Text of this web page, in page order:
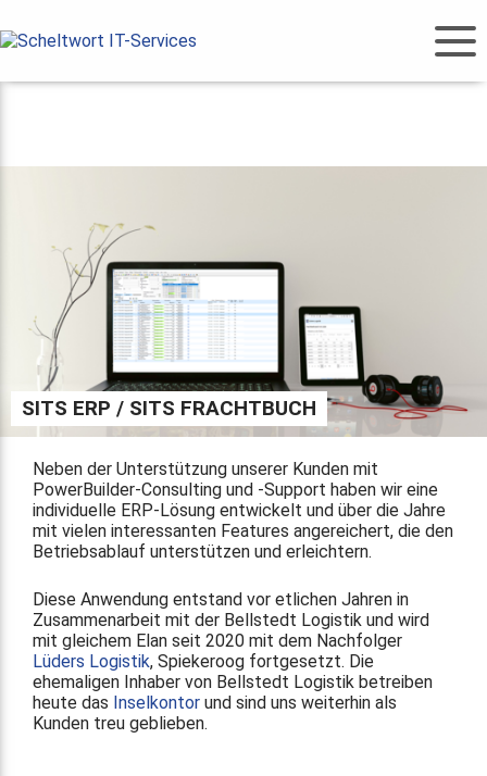
SITS ERP / SITS FRACHTBUCH
Neben der Unterstützung unserer Kunden mit
PowerBuilder-Consulting und -Support haben wir eine
individuelle ERP-Lösung entwickelt und über die Jahre
mit vielen interessanten Features angereichert, die den
Betriebsablauf unterstützen und erleichtern.
Diese Anwendung entstand vor etlichen Jahren in
Zusammenarbeit mit der Bellstedt Logistik und wird
mit gleichem Elan seit 2020 mit dem Nachfolger
Lüders Logistik, Spiekeroog fortgesetzt. Die
ehemaligen Inhaber von Bellstedt Logistik betreiben
heute das Inselkontor und sind uns weiterhin als
Kunden treu geblieben.